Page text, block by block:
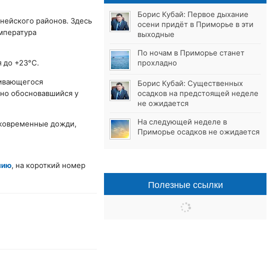
районов. Здесь
до +23°C.
обосновавшийся у
дожди,
, на короткий номер
Борис Кубай: Первое дыхание
осени придёт в Приморье в эти
выходные
По ночам в Приморье станет
прохладно
Борис Кубай: Существенных
осадков на предстоящей неделе
не ожидается
На следующей неделе в
Приморье осадков не ожидается
Полезные ссылки